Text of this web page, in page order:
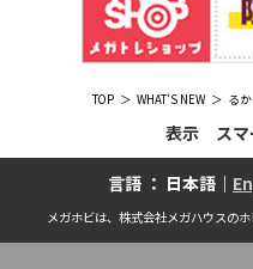
TOP WHAT'S NEW る
表示 スマ
言語 ： 日本語｜
メガホビは、株式会社メガハウスの